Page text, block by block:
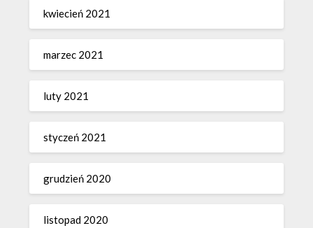
kwiecień 2021
marzec 2021
luty 2021
styczeń 2021
grudzień 2020
listopad 2020